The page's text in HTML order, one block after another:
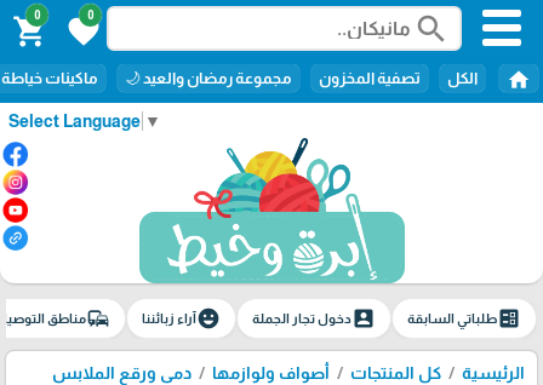
Select Language ▼
search
0
favorite
0
shopping_cart
home الكل تصفية المخزون مجموعة رمضان والعيد 🌙 ماكينات خياطة
ballotطلباتي السابقة account_boxدخول تجار الجملة emoji_emotionsآراء زبائننا commuteمناطق
الرئيسية كل المنتجات أصواف ولوازمها دمى ورقع الملابس